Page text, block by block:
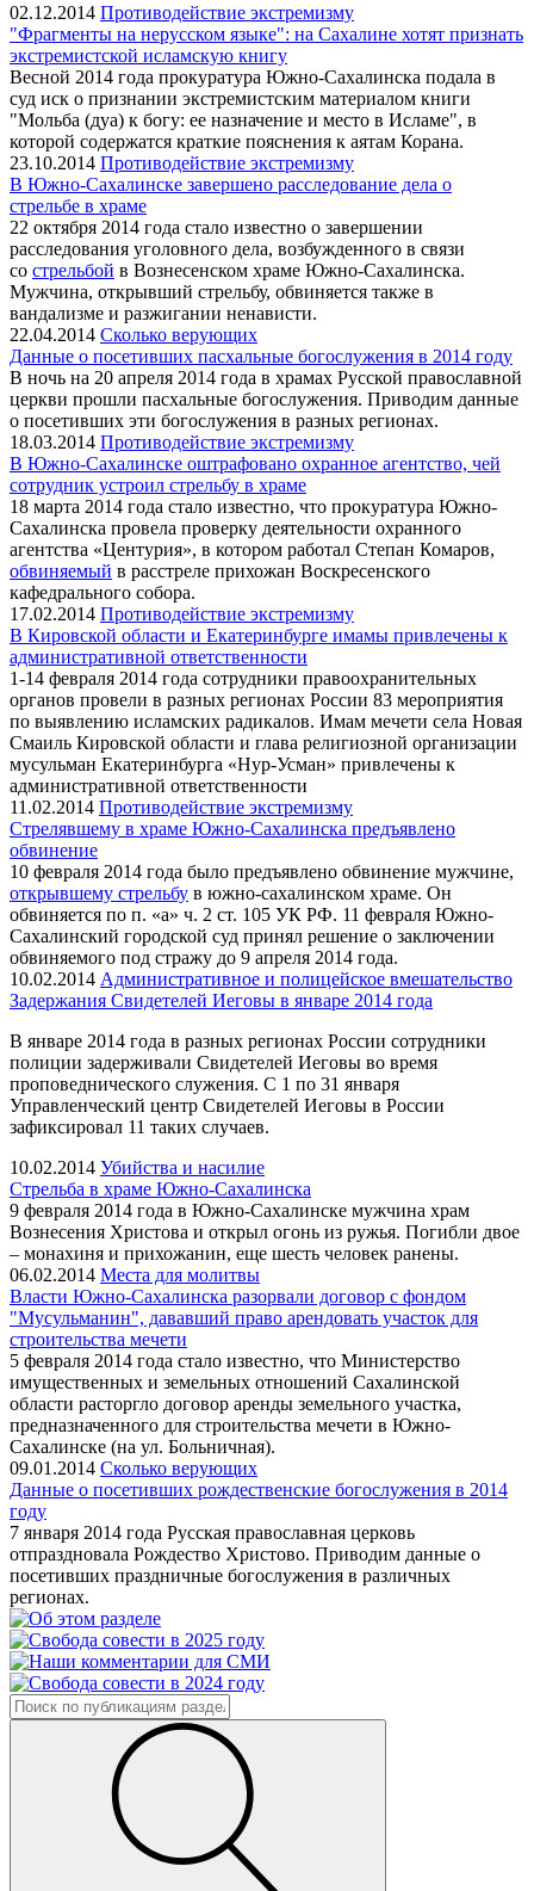
02.12.2014 Противодействие экстремизму
"Фрагменты на нерусском языке": на Сахалине хотят признать
экстремистской исламскую книгу
Весной 2014 года прокуратура Южно-Сахалинска подала в
суд иск о признании экстремистским материалом книги
"Мольба (дуа) к богу: ее назначение и место в Исламе", в
которой содержатся краткие пояснения к аятам Корана.
23.10.2014 Противодействие экстремизму
В Южно-Сахалинске завершено расследование дела о
стрельбе в храме
22 октября 2014 года стало известно о завершении
расследования уголовного дела, возбужденного в связи
со стрельбой в Вознесенском храме Южно-Сахалинска.
Мужчина, открывший стрельбу, обвиняется также в
вандализме и разжигании ненависти.
22.04.2014 Сколько верующих
Данные о посетивших пасхальные богослужения в 2014 году
В ночь на 20 апреля 2014 года в храмах Русской православной
церкви прошли пасхальные богослужения. Приводим данные
о посетивших эти богослужения в разных регионах.
18.03.2014 Противодействие экстремизму
В Южно-Сахалинске оштрафовано охранное агентство, чей
сотрудник устроил стрельбу в храме
18 марта 2014 года стало известно, что прокуратура Южно-
Сахалинска провела проверку деятельности охранного
агентства «Центурия», в котором работал Степан Комаров,
обвиняемый в расстреле прихожан Воскресенского
кафедрального собора.
17.02.2014 Противодействие экстремизму
В Кировской области и Екатеринбурге имамы привлечены к
административной ответственности
1-14 февраля 2014 года сотрудники правоохранительных
органов провели в разных регионах России 83 мероприятия
по выявлению исламских радикалов. Имам мечети села Новая
Смаиль Кировской области и глава религиозной организации
мусульман Екатеринбурга «Нур-Усман» привлечены к
административной ответственности
11.02.2014 Противодействие экстремизму
Стрелявшему в храме Южно-Сахалинска предъявлено
обвинение
10 февраля 2014 года было предъявлено обвинение мужчине,
открывшему стрельбу в южно-сахалинском храме. Он
обвиняется по п. «а» ч. 2 ст. 105 УК РФ. 11 февраля Южно-
Сахалинский городской суд принял решение о заключении
обвиняемого под стражу до 9 апреля 2014 года.
10.02.2014 Административное и полицейское вмешательство
Задержания Свидетелей Иеговы в январе 2014 года
В январе 2014 года в разных регионах России сотрудники
полиции задерживали Свидетелей Иеговы во время
проповеднического служения. С 1 по 31 января
Управленческий центр Свидетелей Иеговы в России
зафиксировал 11 таких случаев.
10.02.2014 Убийства и насилие
Стрельба в храме Южно-Сахалинска
9 февраля 2014 года в Южно-Сахалинске мужчина храм
Вознесения Христова и открыл огонь из ружья. Погибли двое
– монахиня и прихожанин, еще шесть человек ранены.
06.02.2014 Места для молитвы
Власти Южно-Сахалинска разорвали договор с фондом
"Мусульманин", дававший право арендовать участок для
строительства мечети
5 февраля 2014 года стало известно, что Министерство
имущественных и земельных отношений Сахалинской
области расторгло договор аренды земельного участка,
предназначенного для строительства мечети в Южно-
Сахалинске (на ул. Больничная).
09.01.2014 Сколько верующих
Данные о посетивших рождественские богослужения в 2014
году
7 января 2014 года Русская православная церковь
отпраздновала Рождество Христово. Приводим данные о
посетивших праздничные богослужения в различных
регионах.